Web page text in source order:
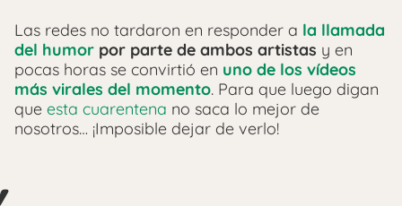
Las redes no tardaron en responder a la llamada
del humor por parte de ambos artistas y en
pocas horas se convirtió en uno de los vídeos
más virales del momento. Para que luego digan
que esta cuarentena no saca lo mejor de
nosotros… ¡Imposible dejar de verlo!